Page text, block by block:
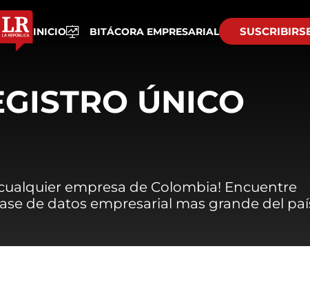
INICIO BITÁCORA EMPRESARIAL
ÚNICO
empresa de Colombia! Encuentre
de datos empresarial mas grande del